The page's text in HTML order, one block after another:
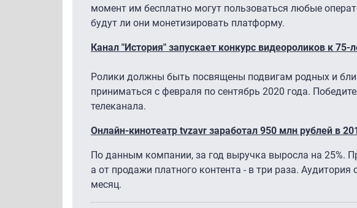
момент им бесплатно могут пользоваться любые
будут ли они монетизировать платформу.
Канал "История" запускает конкурс видеороликов к
Ролики должны быть посвящены подвигам родных и
приниматься с февраля по сентябрь 2020 года.
телеканала.
Онлайн-кинотеатр tvzavr заработал 950 млн рублей в
По данным компании, за год выручка выросла на 25%.
а от продажи платного контента - в три раза.
месяц.